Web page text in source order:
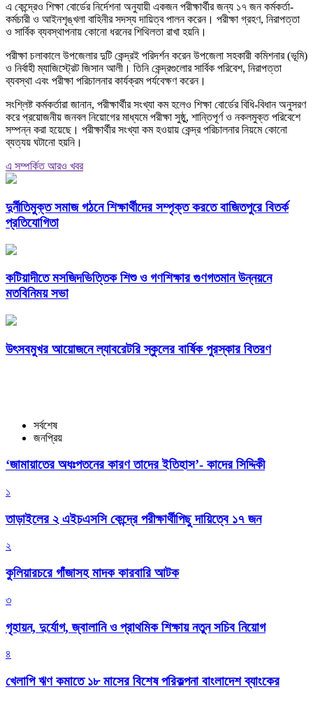
এ কেন্দ্রেও শিক্ষা বোর্ডের নির্দেশনা অনুযায়ী একজন পরীক্ষার্থীর জন্য ১৭ জন কর্মকর্তা-
কর্মচারী ও আইনশৃঙ্খলা বাহিনীর সদস্য দায়িত্ব পালন করেন। পরীক্ষা গ্রহণ, নিরাপত্তা
ও সার্বিক ব্যবস্থাপনায় কোনো ধরনের শিথিলতা রাখা হয়নি।
পরীক্ষা চলাকালে উপজেলার দুটি কেন্দ্রই পরিদর্শন করেন উপজেলা সহকারী কমিশনার (ভূমি)
ও নির্বাহী ম্যাজিস্ট্রেট জিসান আলী। তিনি কেন্দ্রগুলোর সার্বিক পরিবেশ, নিরাপত্তা
ব্যবস্থা এবং পরীক্ষা পরিচালনার কার্যক্রম পর্যবেক্ষণ করেন।
সংশ্লিষ্ট কর্মকর্তারা জানান, পরীক্ষার্থীর সংখ্যা কম হলেও শিক্ষা বোর্ডের বিধি-বিধান অনুসরণ
করে প্রয়োজনীয় জনবল নিয়োগের মাধ্যমে পরীক্ষা সুষ্ঠু, শান্তিপূর্ণ ও নকলমুক্ত পরিবেশে
সম্পন্ন করা হয়েছে। পরীক্ষার্থীর সংখ্যা কম হওয়ায় কেন্দ্র পরিচালনার নিয়মে কোনো
ব্যত্যয় ঘটানো হয়নি।
এ সম্পর্কিত আরও খবর
দুর্নীতিমুক্ত সমাজ গঠনে শিক্ষার্থীদের সম্পৃক্ত করতে বাজিতপুরে বিতর্ক
প্রতিযোগিতা
কটিয়াদীতে মসজিদভিত্তিক শিশু ও গণশিক্ষার গুণগতমান উন্নয়নে
মতবিনিময় সভা
উৎসবমুখর আয়োজনে ল্যাবরেটরি স্কুলের বার্ষিক পুরস্কার বিতরণ
সর্বশেষ
জনপ্রিয়
‘জামায়াতের অধঃপতনের কারণ তাদের ইতিহাস’- কাদের সিদ্দিকী
১
তাড়াইলের ২ এইচএসসি কেন্দ্রে পরীক্ষার্থীপিছু দায়িত্বে ১৭ জন
২
কুলিয়ারচরে গাঁজাসহ মাদক কারবারি আটক
৩
গৃহায়ন, দুর্যোগ, জ্বালানি ও প্রাথমিক শিক্ষায় নতুন সচিব নিয়োগ
৪
খেলাপি ঋণ কমাতে ১৮ মাসের বিশেষ পরিকল্পনা বাংলাদেশ ব্যাংকের